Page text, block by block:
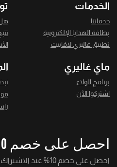
الخدمات
خدماتنا
بطاقة الهدايا الإلكترونية
تطبيق غاليري لافاييت
ماي غاليري
برنامج الولاء
اشتركوا الآن
احصل على خصم 10%
احصل على خصم 10% عند الاشتراك في نشرتنا الإخبارية